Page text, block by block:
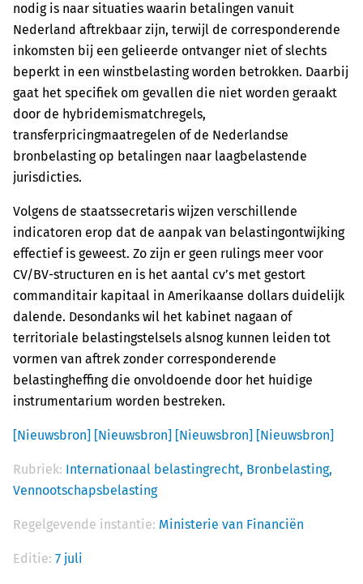
nodig is naar situaties waarin betalingen vanuit
Nederland aftrekbaar zijn, terwijl de corresponderende
inkomsten bij een gelieerde ontvanger niet of slechts
beperkt in een winstbelasting worden betrokken. Daarbij
gaat het specifiek om gevallen die niet worden geraakt
door de hybridemismatchregels,
transferpricingmaatregelen of de Nederlandse
bronbelasting op betalingen naar laagbelastende
jurisdicties.
Volgens de staatssecretaris wijzen verschillende
indicatoren erop dat de aanpak van belastingontwijking
effectief is geweest. Zo zijn er geen rulings meer voor
CV/BV-structuren en is het aantal cv’s met gestort
commanditair kapitaal in Amerikaanse dollars duidelijk
dalende. Desondanks wil het kabinet nagaan of
territoriale belastingstelsels alsnog kunnen leiden tot
vormen van aftrek zonder corresponderende
belastingheffing die onvoldoende door het huidige
instrumentarium worden bestreken.
[Nieuwsbron] [Nieuwsbron] [Nieuwsbron] [Nieuwsbron]
Rubriek: Internationaal belastingrecht, Bronbelasting,
Vennootschapsbelasting
Regelgevende instantie: Ministerie van Financiën
Editie: 7 juli